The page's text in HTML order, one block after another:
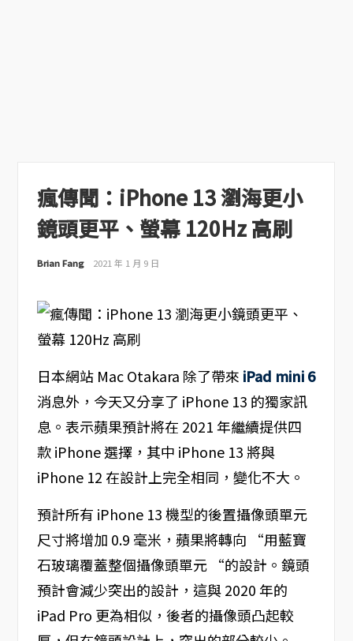
瘋傳聞：iPhone 13 瀏海更小
鏡頭更平、螢幕 120Hz 高刷
Brian Fang 2021 年 1 月 9 日
日本網站 Mac Otakara 除了帶來 iPad mini 6
消息外，今天又分享了 iPhone 13 的獨家訊
息。表示蘋果預計將在 2021 年繼續提供四
款 iPhone 選擇，其中 iPhone 13 將與
iPhone 12 在設計上完全相同，變化不大。
預計所有 iPhone 13 機型的後置攝像頭單元
尺寸將增加 0.9 毫米，蘋果將轉向 “用藍寶
石玻璃覆蓋整個攝像頭單元 “的設計。鏡頭
預計會減少突出的設計，這與 2020 年的
iPad Pro 更為相似，後者的攝像頭凸起較